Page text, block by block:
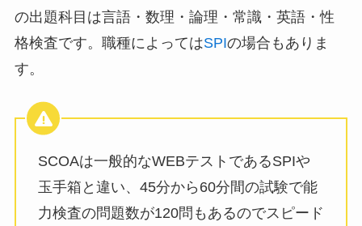
の出題科目は言語・数理・論理・常識・英語・性
格検査です。職種によってはSPIの場合もありま
す。
SCOAは一般的なWEBテストであるSPIや
玉手箱と違い、45分から60分間の試験で能
力検査の問題数が120問もあるのでスピード